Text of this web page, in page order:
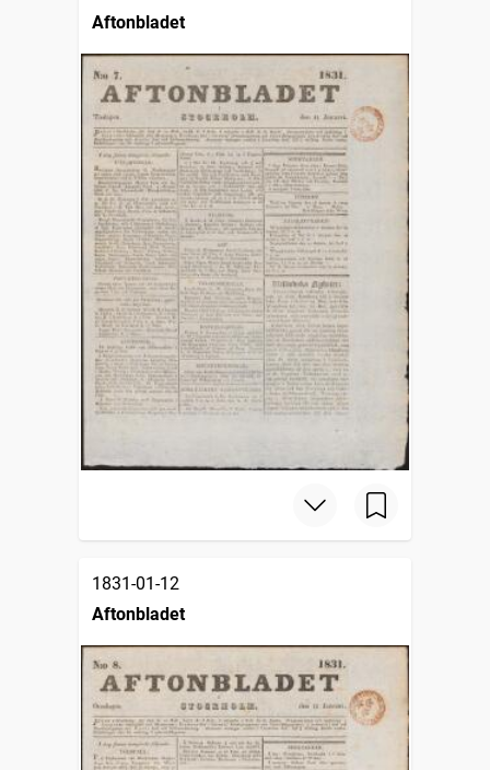
Aftonbladet
1831-01-12
Aftonbladet